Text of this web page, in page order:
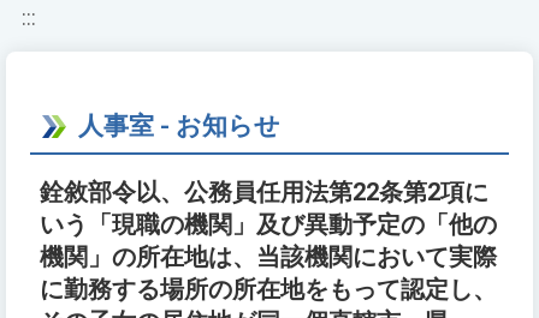
:::
人事室 - お知らせ
銓敘部令以、公務員任用法第22条第2項に
いう「現職の機関」及び異動予定の「他の
機関」の所在地は、当該機関において実際
に勤務する場所の所在地をもって認定し、